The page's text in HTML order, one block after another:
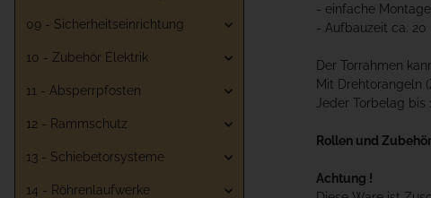
- einfache
- Aufbauzeit ca. 20
Der Torrahmen
Mit Drehtorangeln
Jeder Torbelag
Rollen und
Achtung !
09 - Sicherheitseinrichtung
10 - Zubehör Elektrik
11 - Absperrpfosten
12 - Rammschutz
13 - Schiebetorsysteme
14 - Röhrenlaufwerke